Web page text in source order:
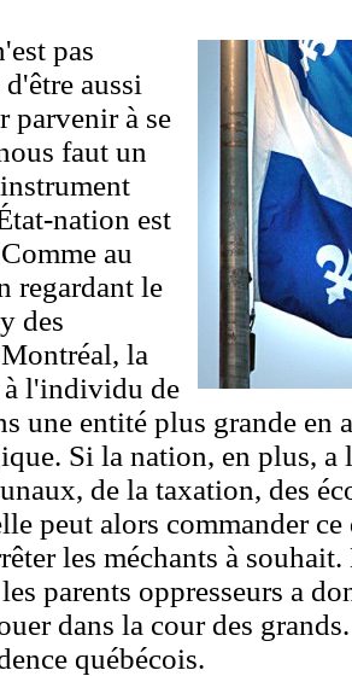
pas
aussi
parvenir à se
faut un
nation est
au
regardant le
des
la
à l'individu de
une entité plus grande
Si la nation, en plus,
de la taxation, des
peut alors commander
les méchants à
parents oppresseurs a
dans la cour des
québécois.